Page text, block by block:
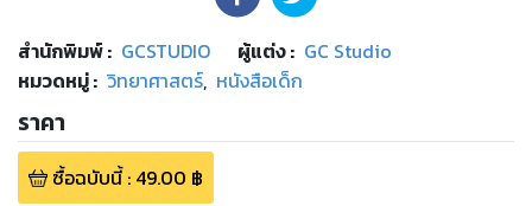
สำนักพิมพ์: GCSTUDIO ผู้แต่ง : GC Studio
หมวดหมู่: วิทยาศาสตร์, หนังสือเด็ก
ราคา
ซื้อฉบับนี้: 49.00 ฿